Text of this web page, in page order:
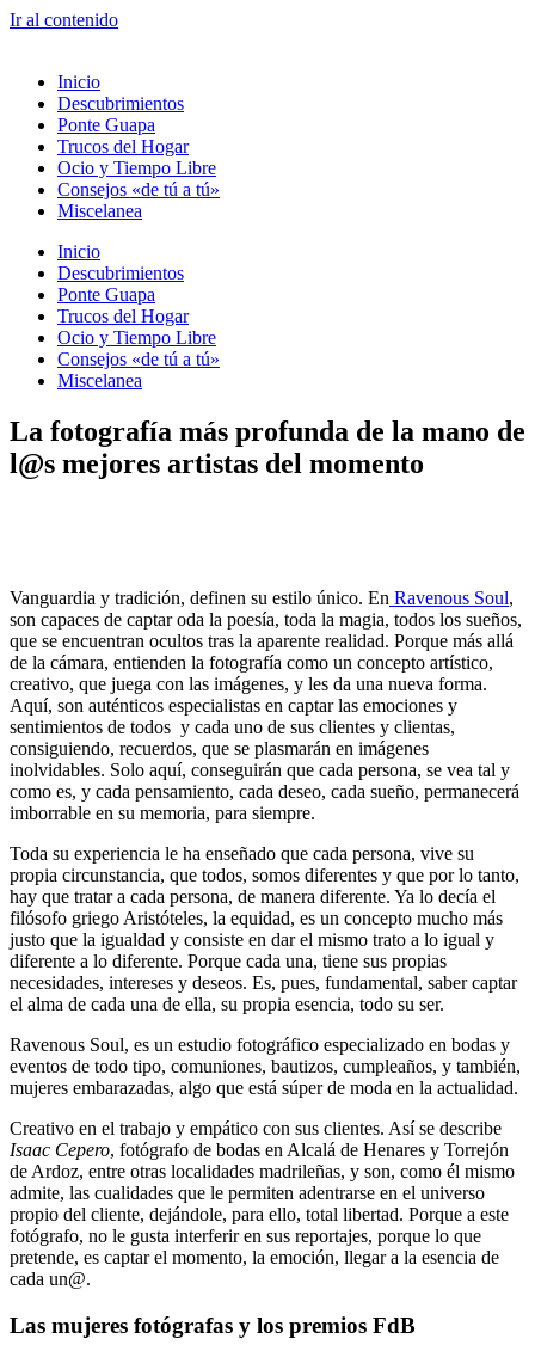
Ir al contenido
Inicio
Descubrimientos
Ponte Guapa
Trucos del Hogar
Ocio y Tiempo Libre
Consejos «de tú a tú»
Miscelanea
Inicio
Descubrimientos
Ponte Guapa
Trucos del Hogar
Ocio y Tiempo Libre
Consejos «de tú a tú»
Miscelanea
La fotografía más profunda de la mano de
l@s mejores artistas del momento
Vanguardia y tradición, definen su estilo único. En Ravenous Soul,
son capaces de captar oda la poesía, toda la magia, todos los sueños,
que se encuentran ocultos tras la aparente realidad. Porque más allá
de la cámara, entienden la fotografía como un concepto artístico,
creativo, que juega con las imágenes, y les da una nueva forma.
Aquí, son auténticos especialistas en captar las emociones y
sentimientos de todos y cada uno de sus clientes y clientas,
consiguiendo, recuerdos, que se plasmarán en imágenes
inolvidables. Solo aquí, conseguirán que cada persona, se vea tal y
como es, y cada pensamiento, cada deseo, cada sueño, permanecerá
imborrable en su memoria, para siempre.
Toda su experiencia le ha enseñado que cada persona, vive su
propia circunstancia, que todos, somos diferentes y que por lo tanto,
hay que tratar a cada persona, de manera diferente. Ya lo decía el
filósofo griego Aristóteles, la equidad, es un concepto mucho más
justo que la igualdad y consiste en dar el mismo trato a lo igual y
diferente a lo diferente. Porque cada una, tiene sus propias
necesidades, intereses y deseos. Es, pues, fundamental, saber captar
el alma de cada una de ella, su propia esencia, todo su ser.
Ravenous Soul, es un estudio fotográfico especializado en bodas y
eventos de todo tipo, comuniones, bautizos, cumpleaños, y también,
mujeres embarazadas, algo que está súper de moda en la actualidad.
Creativo en el trabajo y empático con sus clientes. Así se describe
Isaac Cepero, fotógrafo de bodas en Alcalá de Henares y Torrejón
de Ardoz, entre otras localidades madrileñas, y son, como él mismo
admite, las cualidades que le permiten adentrarse en el universo
propio del cliente, dejándole, para ello, total libertad. Porque a este
fotógrafo, no le gusta interferir en sus reportajes, porque lo que
pretende, es captar el momento, la emoción, llegar a la esencia de
cada un@.
Las mujeres fotógrafas y los premios FdB